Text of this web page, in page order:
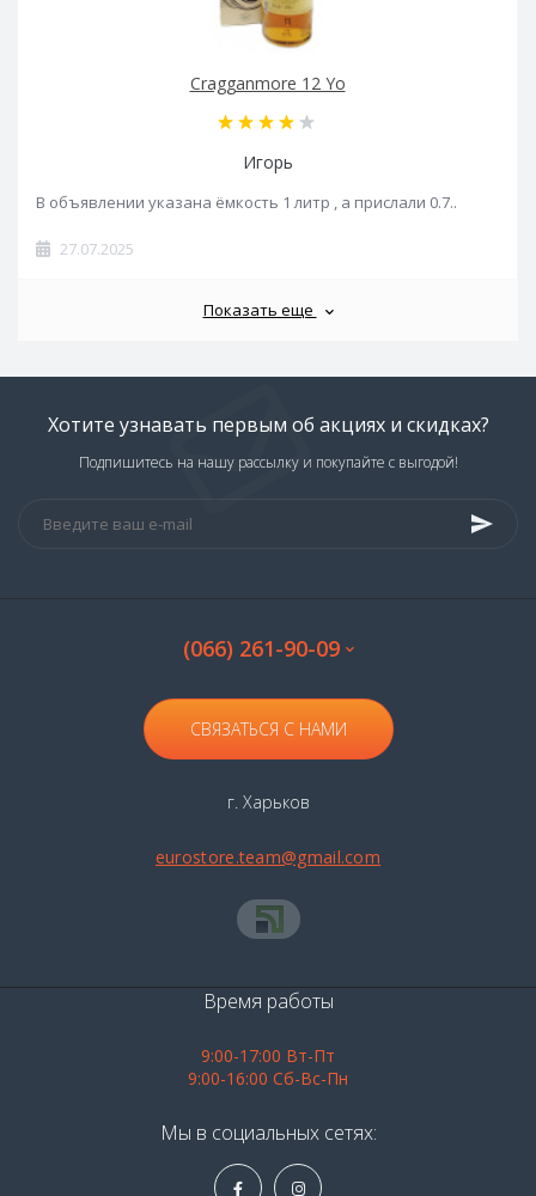
Cragganmore 12 Yo
Игорь
В объявлении указана ёмкость 1 литр , а прислали 0.7..
27.07.2025
Показать еще
Хотите узнавать первым об акциях и скидках?
Подпишитесь на нашу рассылку и покупайте с выгодой!
(066) 261-90-09
СВЯЗАТЬСЯ С НАМИ
г. Харьков
eurostore.team@gmail.com
Время работы
9:00-17:00 Вт-Пт
9:00-16:00 Сб-Вс-Пн
Мы в социальных сетях: